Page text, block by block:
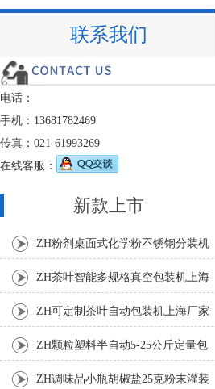
联系我们
电话：
手机：13681782469
传真：021-61993269
在线客服：
新款上市
ZH粉剂桌面式化学粉不锈钢分装机
ZH茶叶智能多规格真空包装机上海
厂家 ZH可定制茶叶自动包装机上海厂家
ZH颗粒塑料半自动5-25公斤定量包
装机 ZH调味品小瓶胡椒盐25克粉末灌装